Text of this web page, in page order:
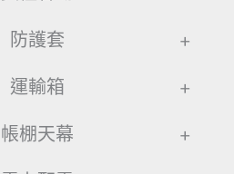
防護套 +
運輸箱 +
帳棚天幕 +